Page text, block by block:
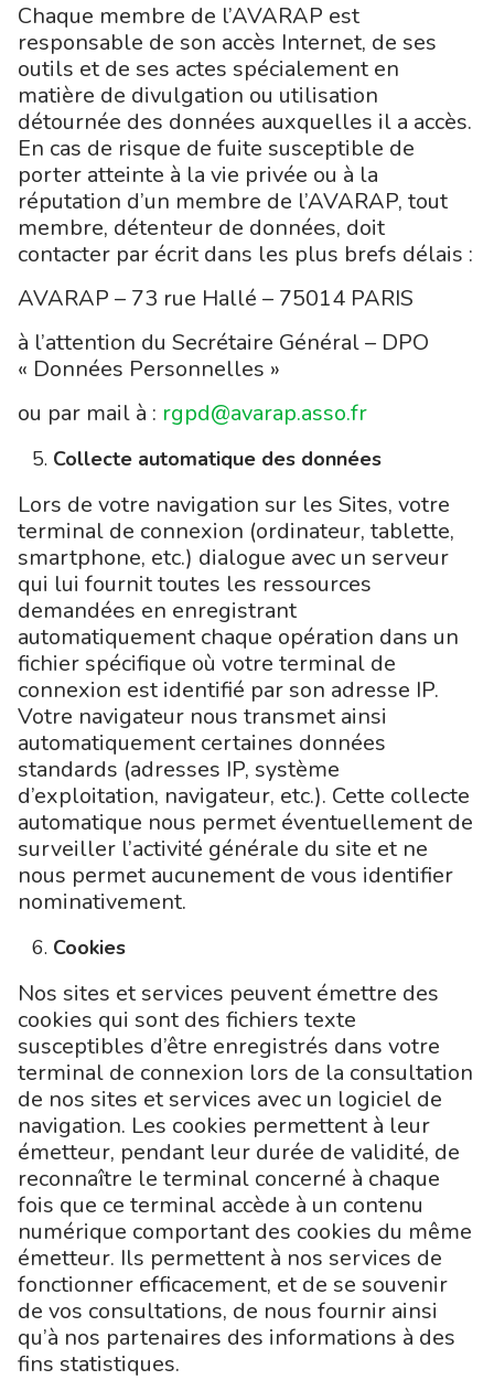
Chaque membre de l’AVARAP est
responsable de son accès Internet, de ses
outils et de ses actes spécialement en
matière de divulgation ou utilisation
détournée des données auxquelles il a accès.
En cas de risque de fuite susceptible de
porter atteinte à la vie privée ou à la
réputation d’un membre de l’AVARAP, tout
membre, détenteur de données, doit
contacter par écrit dans les plus brefs délais :
AVARAP – 73 rue Hallé – 75014 PARIS
à l’attention du Secrétaire Général – DPO
« Données Personnelles »
ou par mail à : rgpd@avarap.asso.fr
Collecte automatique des données
Lors de votre navigation sur les Sites, votre
terminal de connexion (ordinateur, tablette,
smartphone, etc.) dialogue avec un serveur
qui lui fournit toutes les ressources
demandées en enregistrant
automatiquement chaque opération dans un
fichier spécifique où votre terminal de
connexion est identifié par son adresse IP.
Votre navigateur nous transmet ainsi
automatiquement certaines données
standards (adresses IP, système
d’exploitation, navigateur, etc.). Cette collecte
automatique nous permet éventuellement de
surveiller l’activité générale du site et ne
nous permet aucunement de vous identifier
nominativement.
Cookies
Nos sites et services peuvent émettre des
cookies qui sont des fichiers texte
susceptibles d’être enregistrés dans votre
terminal de connexion lors de la consultation
de nos sites et services avec un logiciel de
navigation. Les cookies permettent à leur
émetteur, pendant leur durée de validité, de
reconnaître le terminal concerné à chaque
fois que ce terminal accède à un contenu
numérique comportant des cookies du même
émetteur. Ils permettent à nos services de
fonctionner efficacement, et de se souvenir
de vos consultations, de nous fournir ainsi
qu’à nos partenaires des informations à des
fins statistiques.